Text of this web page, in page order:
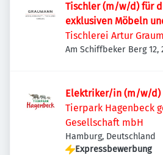
Tischler (m/w/d) für
exklusiven Möbeln
Tischlerei Artur
Am Schiffbeker Berg 12,
Elektriker/in (m/w/d)
Tierpark Hagenbeck
Gesellschaft mbH
Hamburg, Deutschland
Expressbewerbung